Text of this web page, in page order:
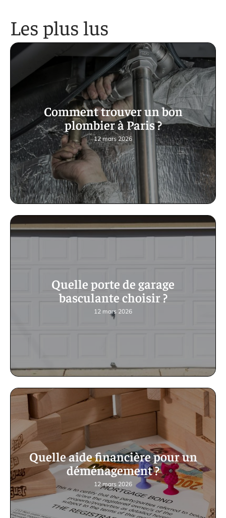
Les plus lus
Comment trouver un bon
plombier à Paris ?
12 mars 2026
Quelle porte de garage
basculante choisir ?
12 mars 2026
Quelle aide financière pour un
déménagement ?
12 mars 2026